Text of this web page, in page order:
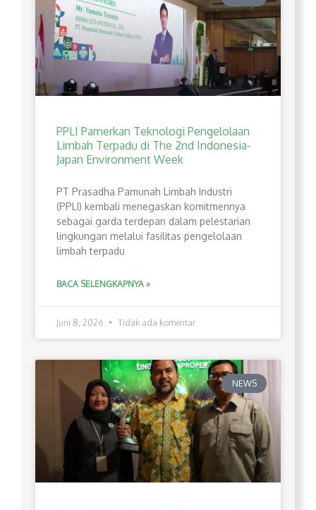
PPLI Pamerkan Teknologi Pengelolaan
Limbah Terpadu di The 2nd Indonesia-
Japan Environment Week
PT Prasadha Pamunah Limbah Industri
(PPLI) kembali menegaskan komitmennya
sebagai garda terdepan dalam pelestarian
lingkungan melalui fasilitas pengelolaan
limbah terpadu
BACA SELENGKAPNYA »
Juni 8, 2026 Tidak ada komentar
NEWS